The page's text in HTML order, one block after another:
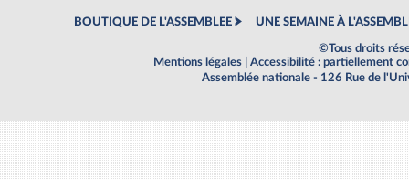
BOUTIQUE DE L'ASSEMBLEE UNE SEMAINE À
©Tous droits
Mentions légales
Accessibilité : partiellement
Assemblée nationale - 126 Rue de